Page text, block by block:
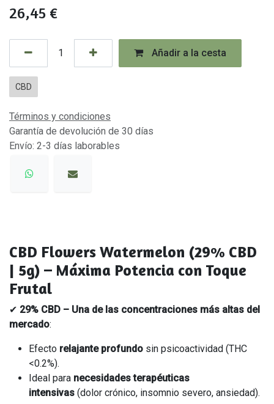
26,45 €
Añadir a la cesta
CBD
Términos y condiciones
Garantía de devolución de 30 días
Envío: 2-3 días laborables
CBD Flowers Watermelon (29% CBD
| 5g) – Máxima Potencia con Toque
Frutal
✔ 29% CBD – Una de las concentraciones más altas del
mercado:
Efecto relajante profundo sin psicoactividad (THC
<0.2%).
Ideal para necesidades terapéuticas
intensivas (dolor crónico, insomnio severo, ansiedad).